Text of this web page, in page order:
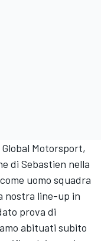
Motorsport,
di Sebastien nella
uomo squadra
nostra line-up in
prova di
abituati subito